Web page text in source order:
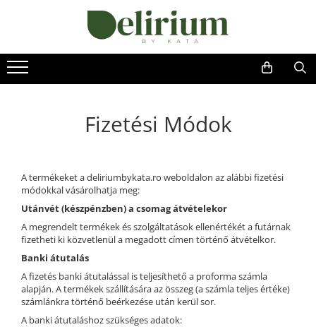
KEDVENCEIM KÖZÜL
Gyűrű
Karperec
Kitűző
Ékszer szett
Gyöngy / Talizmán
Haj kiegészítők
Bokalánc
Férfi ékszerek
Ékszerek és kiegészítők
Emlékőrzők - általános tudnivalók
Környezettudatos termékek
Kenyérzsák
Méhviaszos csomagoló
Újraszalvéta szendvicsnek
Fizetési Módok
A termékeket a deliriumbykata.ro weboldalon az alábbi fizetési
módokkal vásárolhatja meg:
Utánvét (készpénzben) a csomag átvételekor
A megrendelt termékek és szolgáltatások ellenértékét a futárnak
fizetheti ki közvetlenül a megadott címen történő átvételkor.
Banki átutalás
A fizetés banki átutalással is teljesíthető a proforma számla
alapján. A termékek szállítására az összeg (a számla teljes értéke)
számlánkra történő beérkezése után kerül sor.
A banki átutaláshoz szükséges adatok: